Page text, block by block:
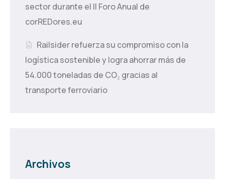
sector durante el II Foro Anual de
corREDores.eu
Railsider refuerza su compromiso con la
logística sostenible y logra ahorrar más de
54.000 toneladas de CO₂ gracias al
transporte ferroviario
Archivos